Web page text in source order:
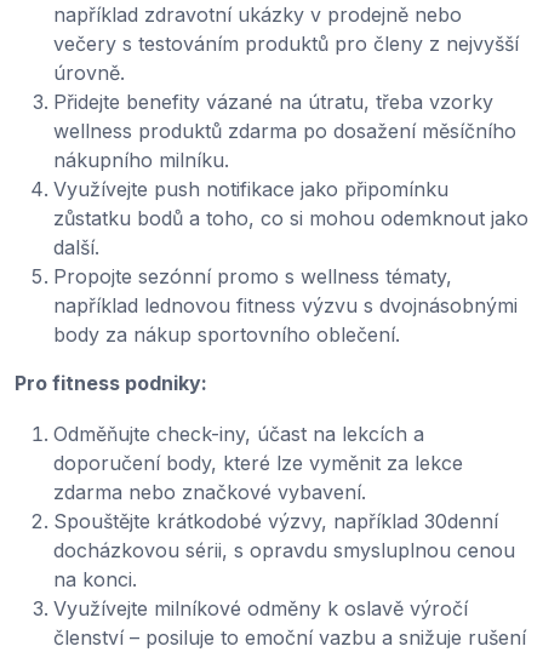
například zdravotní ukázky v prodejně nebo
večery s testováním produktů pro členy z nejvyšší
úrovně.
Přidejte benefity vázané na útratu, třeba vzorky
wellness produktů zdarma po dosažení měsíčního
nákupního milníku.
Využívejte push notifikace jako připomínku
zůstatku bodů a toho, co si mohou odemknout jako
další.
Propojte sezónní promo s wellness tématy,
například lednovou fitness výzvu s dvojnásobnými
body za nákup sportovního oblečení.
Pro fitness podniky:
Odměňujte check-iny, účast na lekcích a
doporučení body, které lze vyměnit za lekce
zdarma nebo značkové vybavení.
Spouštějte krátkodobé výzvy, například 30denní
docházkovou sérii, s opravdu smysluplnou cenou
na konci.
Využívejte milníkové odměny k oslavě výročí
členství – posiluje to emoční vazbu a snižuje rušení